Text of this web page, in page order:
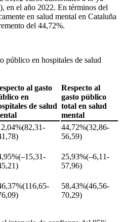
en el año 2022. En términos del
en salud mental en Cataluña
del 44,72%.
público en hospitales de salud
al gasto
en
de salud
Respecto al
gasto público
total en salud
mental
44,72%(32,86-
56,59)
25,93%(–6,11-
57,96)
58,43%(46,56-
70,29)